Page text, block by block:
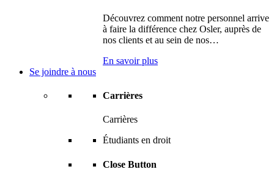
Découvrez comment notre personnel arrive
à faire la différence chez Osler, auprès de
nos clients et au sein de nos…
En savoir plus
Se joindre à nous
Carrières
Carrières
Étudiants en droit
Close Button